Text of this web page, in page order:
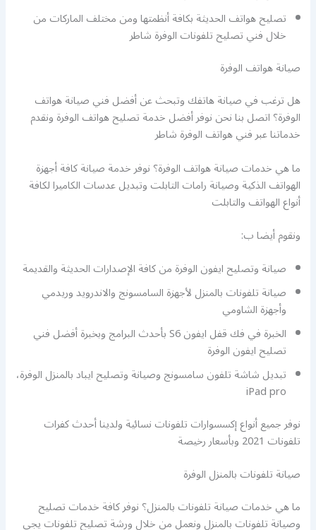
تصليح هواتف الحديثة بكافة أنظمتها ومن مختلف الماركات من
خلال فني تصليح تلفونات الوفرة شاطر
صيانة هواتف الوفرة
هل ترغب في صيانة هاتفك وتبحث عن أفضل فني صيانة هواتف
الوفرة؟ اتصل بنا نحن نوفر أفضل خدمة تصليح هواتف الوفرة ونقدم
خدماتنا عبر فني هواتف الوفرة شاطر
ما هي خدمات صيانة هواتف الوفرة؟ نوفر خدمة صيانة كافة أجهزة
الهواتف الذكية وصيانة رامات التابلت وتبديل عدسات الكاميرا لكافة
أنواع الهواتف والتابلت
ونقوم أيضا ب:
صيانة وتصليح ايفون الوفرة من كافة الإصدارات الحديثة والقديمة
صيانة تلفونات بالمنزل لأجهزة السامسونج والاندرويد وريدمي
وأجهزة الشاومي
الخبرة في فك قفل ايفون S6 بأحدث البرامج وبخبرة أفضل فني
تصليح ايفون الوفرة
تبديل شاشة تلفون سامسونج وصيانة وتصليح ايباد بالمنزل الوفرة،
iPad pro
نوفر جميع أنواع إكسسوارات تلفونات نسائية ولدينا أحدث كفرات
تلفونات 2021 وبأسعار رخيصة
صيانة تلفونات بالمنزل الوفرة
ما هي خدمات صيانة تلفونات بالمنزل؟ نوفر كافة خدمات تصليح
وصيانة تلفونات بالمنزل ونعمل من خلال ورشة تصليح تلفونات يجي